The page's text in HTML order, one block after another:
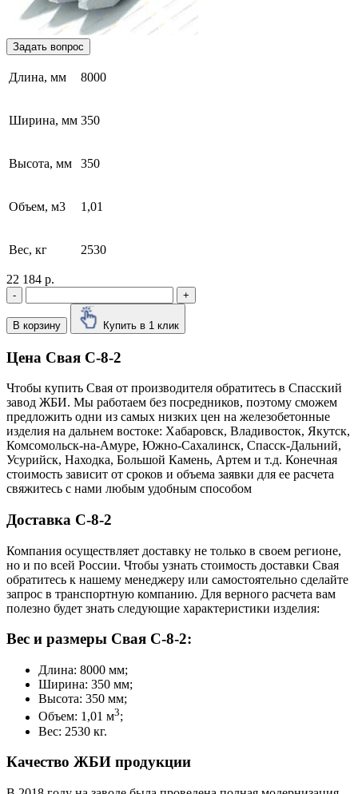
Задать вопрос
Длина, мм 8000
Ширина, мм 350
Высота, мм 350
Объем, м3 1,01
Вес, кг 2530
22 184 р.
- +
В корзину Купить в 1 клик
Цена Свая С-8-2
Чтобы купить Свая от производителя обратитесь в Cпасский
завод ЖБИ. Мы работаем без посредников, поэтому сможем
предложить одни из самых низких цен на железобетонные
изделия на дальнем востоке: Хабаровск, Владивосток, Якутск,
Комсомольск-на-Амуре, Южно-Сахалинск, Спасск-Дальний,
Усурийск, Находка, Большой Камень, Артем и т.д. Конечная
стоимость зависит от сроков и объема заявки для ее расчета
свяжитесь с нами любым удобным способом
Доставка С-8-2
Компания осуществляет доставку не только в своем регионе,
но и по всей России. Чтобы узнать стоимость доставки Свая
обратитесь к нашему менеджеру или самостоятельно сделайте
запрос в транспортную компанию. Для верного расчета вам
полезно будет знать следующие характеристики изделия:
Вес и размеры Свая С-8-2:
Длина: 8000 мм;
Ширина: 350 мм;
Высота: 350 мм;
Объем: 1,01 м3;
Вес: 2530 кг.
Качество ЖБИ продукции